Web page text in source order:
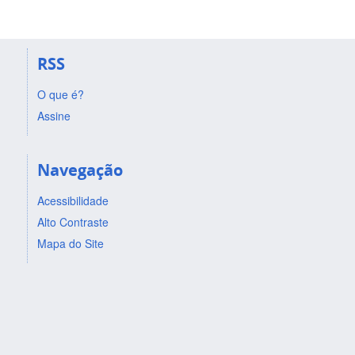
RSS
O que é?
Assine
Navegação
Acessibilidade
Alto Contraste
Mapa do Site